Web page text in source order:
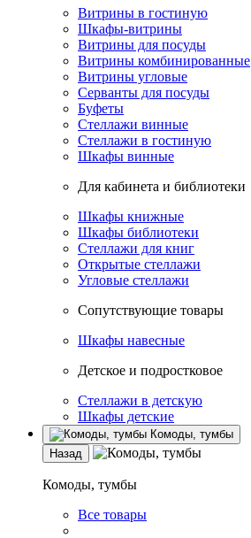
Витрины в гостиную
Шкафы-витрины
Витрины для посуды
Витрины комбинированные
Витрины угловые
Серванты для посуды
Буфеты
Стеллажи винные
Стеллажи в гостиную
Шкафы винные
Для кабинета и библиотеки
Шкафы книжные
Шкафы библиотеки
Стеллажи для книг
Открытые стеллажи
Угловые стеллажи
Сопутствующие товары
Шкафы навесные
Детское и подростковое
Стеллажи в детскую
Шкафы детские
Комоды, тумбы
Назад
Комоды, тумбы
Все товары